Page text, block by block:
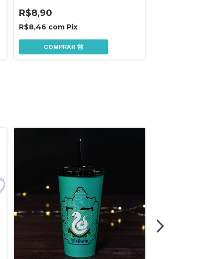
R$8,90
R$8,46 com Pix
COMPRAR